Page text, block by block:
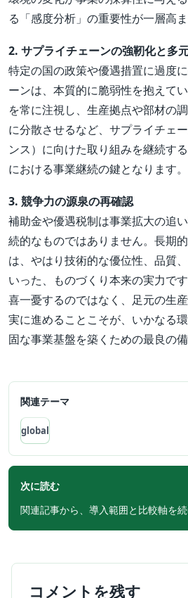
る「感度分析」の重要性が一層高ま
2. サプライチェーンの強靭化と多
特定の国の政策や優遇措置に過度
ーンは、本質的に脆弱性を抱えて
を常に注視し、生産拠点や部材の
に分散させるなど、サプライチェ
ンス）に向けた取り組みを継続す
における事業継続の鍵となります。
3. 競争力の源泉の再確認
補助金や優遇税制は事業拡大の追
続的なものではありません。長期
は、やはり技術的な優位性、品質
いった、ものづくり本来の実力で
喜一憂するのではなく、足元の生
実に進めることこそが、いかなる
固な事業基盤を築くための最良の
関連テーマ
global
次に読む
関連記事から、導入範囲と比較軸を続
コメントを残す